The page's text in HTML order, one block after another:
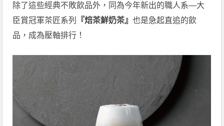
除了這些經典不敗飲品外，同為今年新出的職人系—大
臣賞冠軍茶匠系列
『焙茶鮮奶茶』也是急起直追的飲
品，成為壓軸排行！